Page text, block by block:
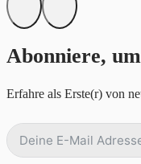
Abonniere,
Erfahre als Erste(r) von